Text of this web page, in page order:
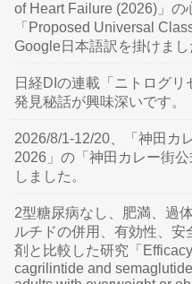
of Heart Failure (2026)」
「Proposed Universal
Google日本語訳を掛けまし
日経DIの連載「ニトログ
発見秘話が興味深いです。
2026/8/1-12/20、「神田カ
2026」の「神田カレー街
しました。
2型糖尿病なし、肥満、過
ルチドの併用、有効性、
剤と比較した研究「
cagrilintide and